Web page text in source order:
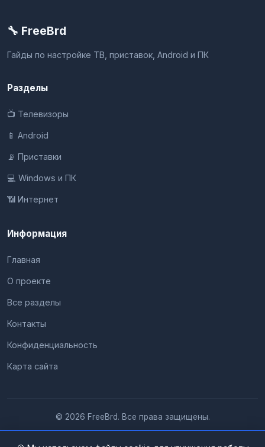
🔧 FreeBrd
Гайды по настройке ТВ, приставок, Android и ПК
Разделы
📺 Телевизоры
📱 Android
📡 Приставки
💻 Windows и ПК
📶 Интернет
Информация
Главная
О проекте
Все разделы
Контакты
Конфиденциальность
Карта сайта
© 2026 FreeBrd. Все права защищены.